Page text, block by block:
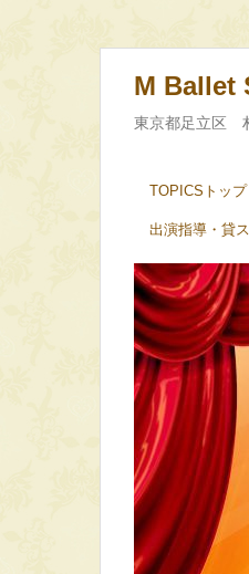
M Ballet
東京都足立区
TOPICSトップ
出演指導・貸